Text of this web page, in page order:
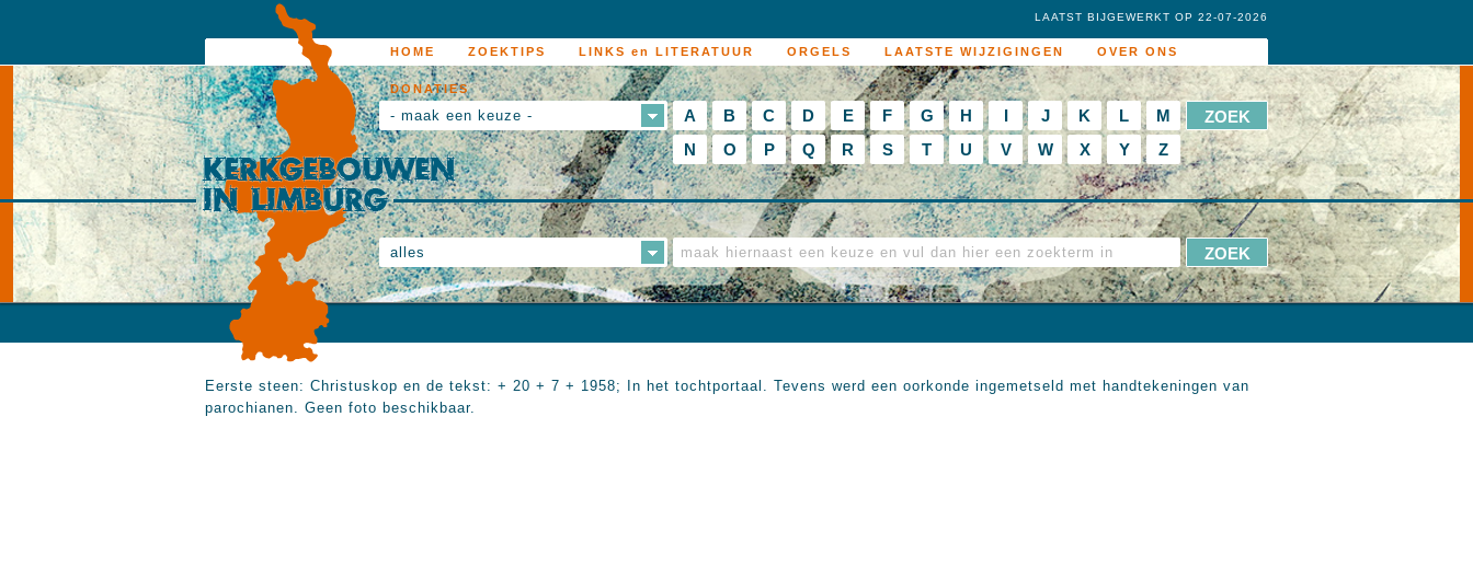
HOME ZOEKTIPS LINKS en LITERATUUR ORGELS LAATSTE WIJZIGINGEN OVER ONS
DONATIES
LAATST BIJGEWERKT OP 22-07-2026
- maak een keuze - A B C D E F G H I J K L
M
N
O P Q R S T U V W X Y Z
alles
Eerste steen: Christuskop en de tekst: + 20 + 7 + 1958; In het tochtportaal. Tevens werd een oorkonde ingemetseld met handtekeningen van
parochianen. Geen foto beschikbaar.